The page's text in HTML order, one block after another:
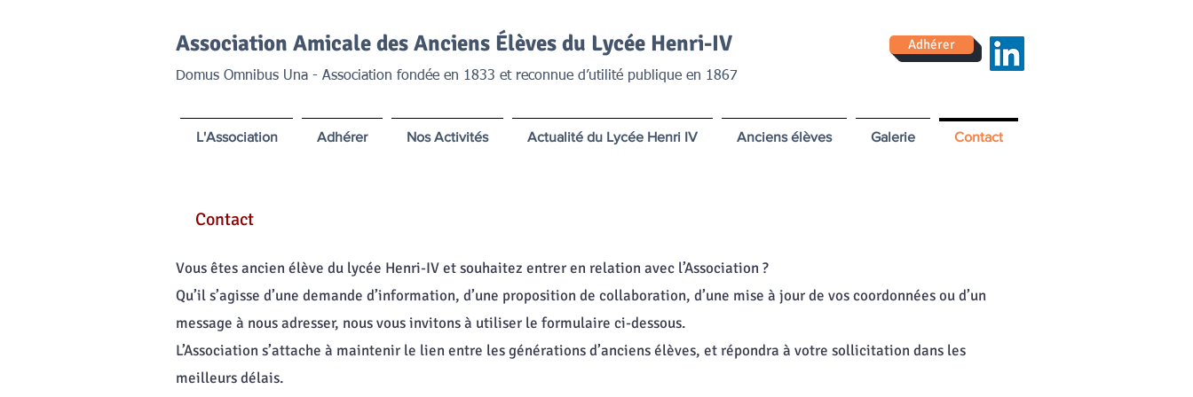
Association Amicale des Anciens Élèves du Lycée Henri-IV
Domus Omnibus Una - Association fondée en 1833 et reconnue d’utilité publique en 1867
Adhérer
L'Association Adhérer Nos Activités Actualité du Lycée Henri IV Anciens élèves Galerie Contact
Contact
Vous êtes ancien élève du lycée Henri-IV et souhaitez entrer en relation avec l’Association ?
Qu’il s’agisse d’une demande d’information, d’une proposition de collaboration, d’une mise à jour de vos coordonnées ou d’un
message à nous adresser, nous vous invitons à utiliser le formulaire ci-dessous.
L’Association s’attache à maintenir le lien entre les générations d’anciens élèves, et répondra à votre sollicitation dans les
meilleurs délais.